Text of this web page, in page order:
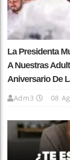
La Presidenta
A Nuestras
Aniversario De
Adm3 08